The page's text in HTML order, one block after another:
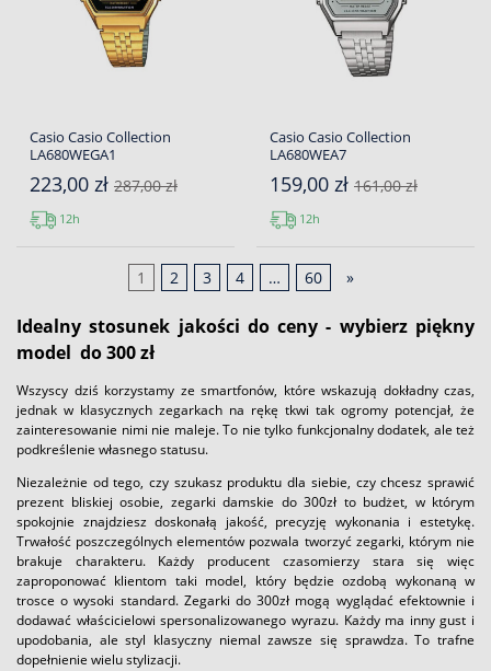
Casio Casio Collection
LA680WEGA1
223,00 zł 287,00 zł
12h
Casio Casio Collection
LA680WEA7
159,00 zł 161,00 zł
12h
1 2 3 4 … 60 »
Idealny stosunek jakości do ceny - wybierz piękny
model do 300 zł
Wszyscy dziś korzystamy ze smartfonów, które wskazują dokładny czas,
jednak w klasycznych zegarkach na rękę tkwi tak ogromy potencjał, że
zainteresowanie nimi nie maleje. To nie tylko funkcjonalny dodatek, ale też
podkreślenie własnego statusu.
Niezależnie od tego, czy szukasz produktu dla siebie, czy chcesz sprawić
prezent bliskiej osobie, zegarki damskie do 300zł to budżet, w którym
spokojnie znajdziesz doskonałą jakość, precyzję wykonania i estetykę.
Trwałość poszczególnych elementów pozwala tworzyć zegarki, którym nie
brakuje charakteru. Każdy producent czasomierzy stara się więc
zaproponować klientom taki model, który będzie ozdobą wykonaną w
trosce o wysoki standard. Zegarki do 300zł mogą wyglądać efektownie i
dodawać właścicielowi spersonalizowanego wyrazu. Każdy ma inny gust i
upodobania, ale styl klasyczny niemal zawsze się sprawdza. To trafne
dopełnienie wielu stylizacji.